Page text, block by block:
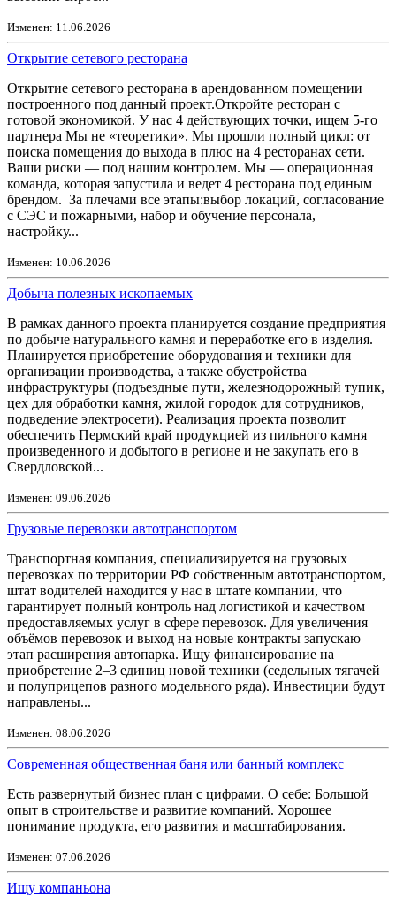
Изменен: 11.06.2026
Открытие сетевого ресторана
Открытие сетевого ресторана в арендованном помещении
построенного под данный проект.Откройте ресторан с
готовой экономикой. У нас 4 действующих точки, ищем 5-го
партнера Мы не «теоретики». Мы прошли полный цикл: от
поиска помещения до выхода в плюс на 4 ресторанах сети.
Ваши риски — под нашим контролем. Мы — операционная
команда, которая запустила и ведет 4 ресторана под единым
брендом. За плечами все этапы:выбор локаций, согласование
с СЭС и пожарными, набор и обучение персонала,
настройку...
Изменен: 10.06.2026
Добыча полезных ископаемых
В рамках данного проекта планируется создание предприятия
по добыче натурального камня и переработке его в изделия.
Планируется приобретение оборудования и техники для
организации производства, а также обустройства
инфраструктуры (подъездные пути, железнодорожный тупик,
цех для обработки камня, жилой городок для сотрудников,
подведение электросети). Реализация проекта позволит
обеспечить Пермский край продукцией из пильного камня
произведенного и добытого в регионе и не закупать его в
Свердловской...
Изменен: 09.06.2026
Грузовые перевозки автотранспортом
Транспортная компания, специализируется на грузовых
перевозках по территории РФ собственным автотранспортом,
штат водителей находится у нас в штате компании, что
гарантирует полный контроль над логистикой и качеством
предоставляемых услуг в сфере перевозок. Для увеличения
объёмов перевозок и выход на новые контракты запускаю
этап расширения автопарка. Ищу финансирование на
приобретение 2–3 единиц новой техники (седельных тягачей
и полуприцепов разного модельного ряда). Инвестиции будут
направлены...
Изменен: 08.06.2026
Современная общественная баня или банный комплекс
Есть развернутый бизнес план с цифрами. О себе: Большой
опыт в строительстве и развитие компаний. Хорошее
понимание продукта, его развития и масштабирования.
Изменен: 07.06.2026
Ищу компаньона